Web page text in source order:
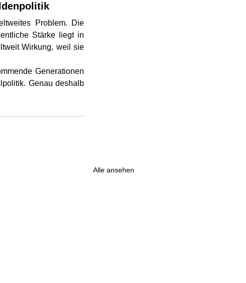
Problem. Die
Stärke liegt in
Wirkung, weil sie
Generationen
Genau deshalb
Alle ansehen